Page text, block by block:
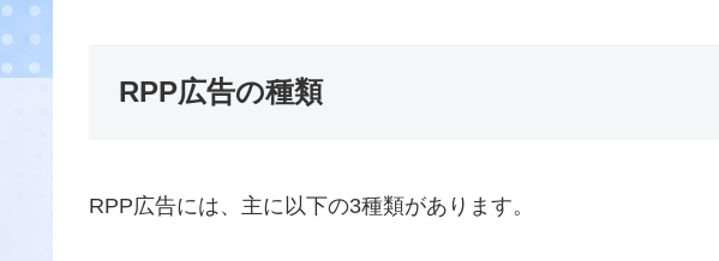
RPP広告の種類
RPP広告には、主に以下の3種類があります。